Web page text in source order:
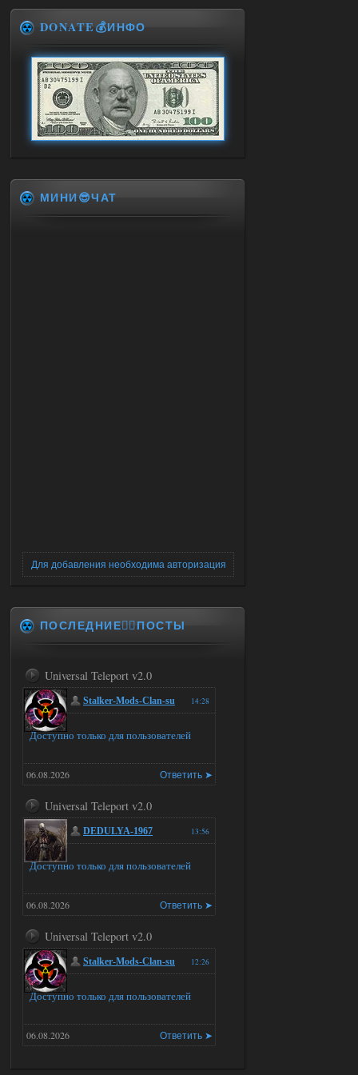
DONATE💰ИНФО
МИНИ😎ЧАТ
Для добавления необходима авторизация
ПОСЛЕДНИЕ✍🏻ПОСТЫ
Universal Teleport v2.0
14:28
Stalker-Mods-Clan-su
Доступно только для пользователей
Ответить ➤
06.08.2026
Universal Teleport v2.0
13:56
DEDULYA-1967
Доступно только для пользователей
Ответить ➤
06.08.2026
Universal Teleport v2.0
12:26
Stalker-Mods-Clan-su
Доступно только для пользователей
Ответить ➤
06.08.2026